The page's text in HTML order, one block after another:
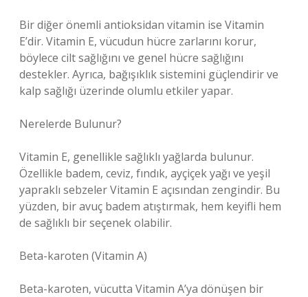
Bir diğer önemli antioksidan vitamin ise Vitamin
E’dir. Vitamin E, vücudun hücre zarlarını korur,
böylece cilt sağlığını ve genel hücre sağlığını
destekler. Ayrıca, bağışıklık sistemini güçlendirir ve
kalp sağlığı üzerinde olumlu etkiler yapar.
Nerelerde Bulunur?
Vitamin E, genellikle sağlıklı yağlarda bulunur.
Özellikle badem, ceviz, fındık, ayçiçek yağı ve yeşil
yapraklı sebzeler Vitamin E açısından zengindir. Bu
yüzden, bir avuç badem atıştırmak, hem keyifli hem
de sağlıklı bir seçenek olabilir.
Beta-karoten (Vitamin A)
Beta-karoten, vücutta Vitamin A’ya dönüşen bir